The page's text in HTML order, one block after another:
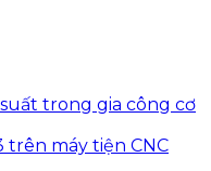
trong gia công cơ
máy tiện CNC